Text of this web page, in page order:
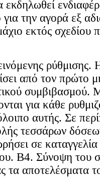
για την αγορά εξ
εκτός σχεδίου
από τον πρώτο
συμβιβασμού.
για κάθε
αυτής. Σε
τεσσάρων
σε
Β4. Σύνοψη του
τα αποτελέσματα